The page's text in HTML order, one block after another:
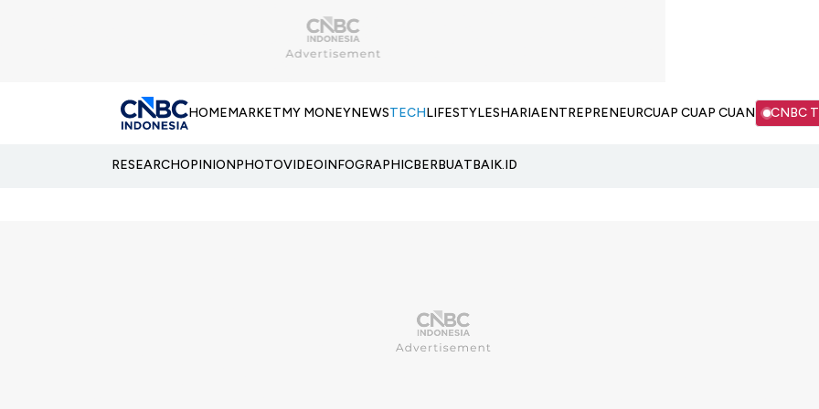
HOMEMARKETMY MONEYNEWSTECHLIFESTYLESHARIAENTREPRENEURCUAP CUAP CUAN CNBC
RESEARCHOPINIONPHOTOVIDEOINFOGRAPHICBERBUATBAIK.ID